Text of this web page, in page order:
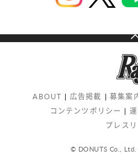
ABOUT 広告掲載 募集案
コンテンツポリシー
プレス
© DONUTS Co.,